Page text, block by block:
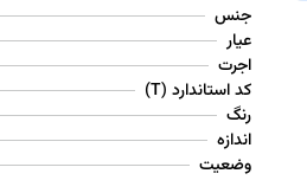
جنس
عیار
اجرت
کد استاندارد (T)
رنگ
اندازه
وضعیت